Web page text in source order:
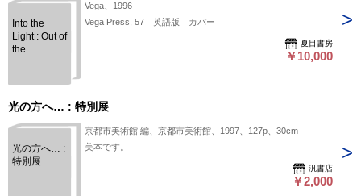
Into the
Light : Out of
the
the Black
Male
Vega、1996
Vega Press, 57 英語版 カバー
夏目書房
￥10,000
光の方へ… : 特別展
光の方へ… :
特別展
京都市美術館 編、京都市美術館、1997、127p、30cm
美本です。
汎書店
￥2,000